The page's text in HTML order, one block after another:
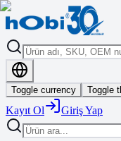
Toggle currency Toggle
Kayıt Ol
Giriş Yap